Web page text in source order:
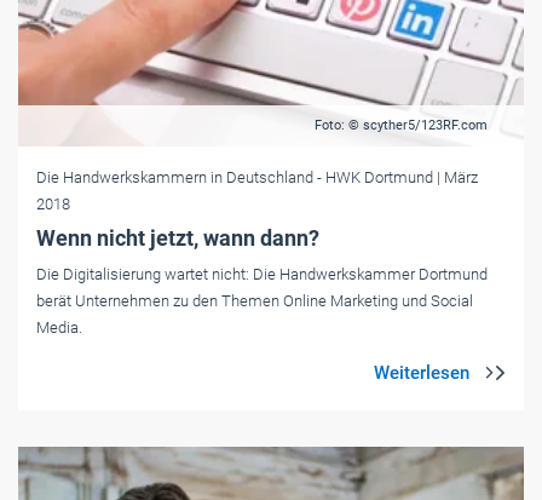
Foto: © scyther5/123RF.com
Die Handwerkskammern in Deutschland - HWK Dortmund | März
2018
Wenn nicht jetzt, wann dann?
Die Digitalisierung wartet nicht: Die Handwerkskammer Dortmund
berät Unternehmen zu den Themen Online Marketing und Social
Media.